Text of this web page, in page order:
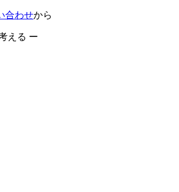
合わせから
える ー